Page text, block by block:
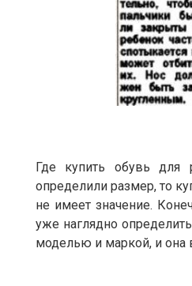
Где купить обувь для
определили размер, то
не имеет значение.
уже наглядно
моделью и маркой, и она